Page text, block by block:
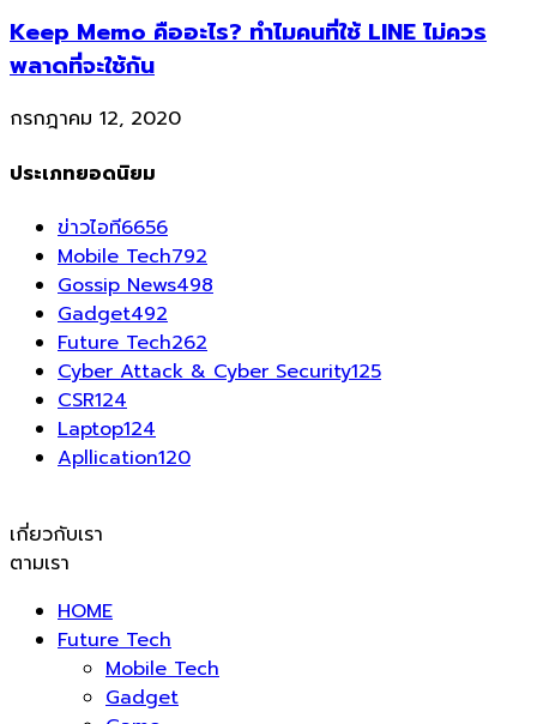
Keep Memo คืออะไร? ทำไมคนที่ใช้ LINE ไม่ควร
พลาดที่จะใช้กัน
กรกฎาคม 12, 2020
ประเภทยอดนิยม
ข่าวไอที6656
Mobile Tech792
Gossip News498
Gadget492
Future Tech262
Cyber Attack & Cyber Security125
CSR124
Laptop124
Apllication120
เกี่ยวกับเรา
ตามเรา
HOME
Future Tech
Mobile Tech
Gadget